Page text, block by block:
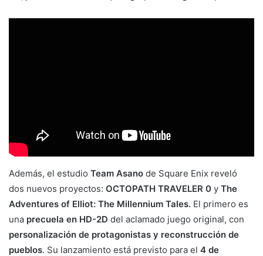
Además, el estudio Team Asano de Square Enix reveló
dos nuevos proyectos: OCTOPATH TRAVELER 0 y The
Adventures of Elliot: The Millennium Tales. El primero es
una precuela en HD-2D del aclamado juego original, con
personalización de protagonistas y reconstrucción de
pueblos. Su lanzamiento está previsto para el 4 de